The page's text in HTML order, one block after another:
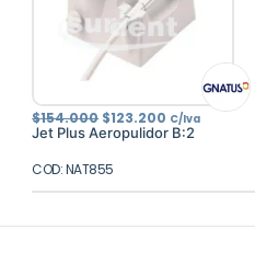
$154.000 El
precio
original
$154.000.
$123.200 El
precio
actual
C/Iva
Jet Plus Aeropulidor B:2
COD: NAT855